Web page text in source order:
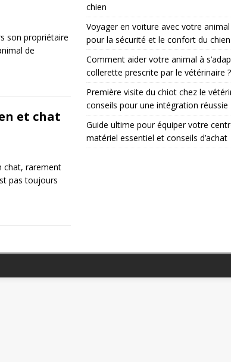
son propriétaire
de
et chat
chat, rarement
pas toujours
chien
Voyager en voiture avec votre
pour la sécurité et le confort du
Comment aider votre animal à
collerette prescrite par le vétérinaire ?
Première visite du chiot chez le
conseils pour une intégration réussie
Guide ultime pour équiper votre
matériel essentiel et conseils d’achat